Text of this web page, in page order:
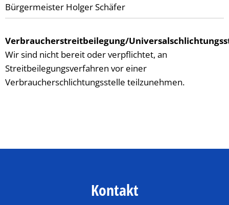
Bürgermeister Holger Schäfer
Verbraucherstreitbeilegung/
Wir sind nicht bereit oder verpflichtet, an
Streitbeilegungsverfahren vor einer
Verbraucherschlichtungsstelle teilzunehmen.
Kontakt